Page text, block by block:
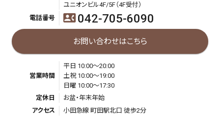
ユニオンビル4F/5F（4F受付）
電話番号
contact_phone 042-705-6090
お問い合わせはこちら
営業時間
平日 10:00～20:00
土祝 10:00～19:00
日曜 10:00～17:30
定休日
お盆・年末年始
アクセス
小田急線 町田駅北口 徒歩2分